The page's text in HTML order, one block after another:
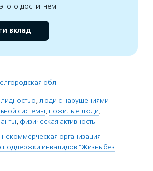
достигнем
вклад
обл.
, люди с нарушениями
системы, пожилые люди,
, физическая активность
организация
поддержки инвалидов "Жизнь без